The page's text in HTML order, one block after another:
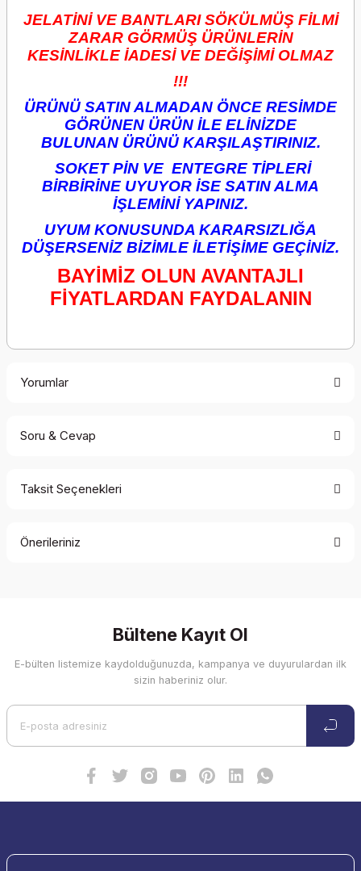
JELATİNİ VE BANTLARI SÖKÜLMÜŞ FİLMİ
ZARAR GÖRMÜŞ ÜRÜNLERİN
KESİNLİKLE İADESİ VE DEĞİŞİMİ OLMAZ
!!!
ÜRÜNÜ SATIN ALMADAN ÖNCE RESİMDE
GÖRÜNEN ÜRÜN İLE ELİNİZDE
BULUNAN ÜRÜNÜ KARŞILAŞTIRINIZ.
SOKET PİN VE ENTEGRE TİPLERİ
BİRBİRİNE UYUYOR İSE SATIN ALMA
İŞLEMİNİ YAPINIZ.
UYUM KONUSUNDA KARARSIZLIĞA
DÜŞERSENİZ BİZİMLE İLETİŞİME GEÇİNİZ.
BAYİMİZ OLUN AVANTAJLI
FİYATLARDAN FAYDALANIN
Yorumlar
Soru & Cevap
Taksit Seçenekleri
Önerileriniz
Görüş ve önerileriniz için teşekkür ederiz.
Ürün resmi kalitesiz, bozuk veya görüntülenemiyor.
Bültene Kayıt Ol
E-bülten listemize kaydolduğunuzda, kampanya ve duyurulardan ilk
sizin haberiniz olur.